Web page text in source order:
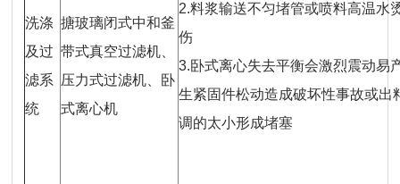
洗涤
及过
滤系
统
搪玻璃闭式中和釜
带式真空过滤机、
压力式过滤机、卧
式离心机
2.料浆输送不匀堵管或喷料高温水
伤
3.卧式离心失去平衡会激烈震动易
生紧固件松动造成破坏性事故或出
调的太小形成堵塞